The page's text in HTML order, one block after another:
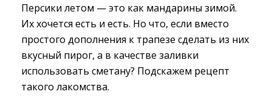
Персики летом — это как мандарины зимой.
Их хочется есть и есть. Но что, если вместо
простого дополнения к трапезе сделать из них
вкусный пирог, а в качестве заливки
использовать сметану? Подскажем рецепт
такого лакомства.